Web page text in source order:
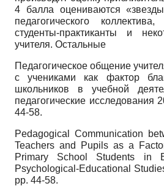
4 балла оцениваются
педагогического
студенты-практиканты и
учителя. Остальные
Педагогическое общение
с учениками как фактор
школьников в учебной
педагогические
44-58.
Pedagogical Communication
Teachers and Pupils as a
Primary School Students in
Psychological-Educational
pp. 44-58.